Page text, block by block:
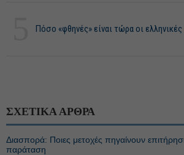
Πόσο «φθηνές» είναι τώρα οι
ΣΧΕΤΙΚΑ ΑΡΘΡΑ
Διασπορά: Ποιες μετοχές πηγαίνουν
παράταση